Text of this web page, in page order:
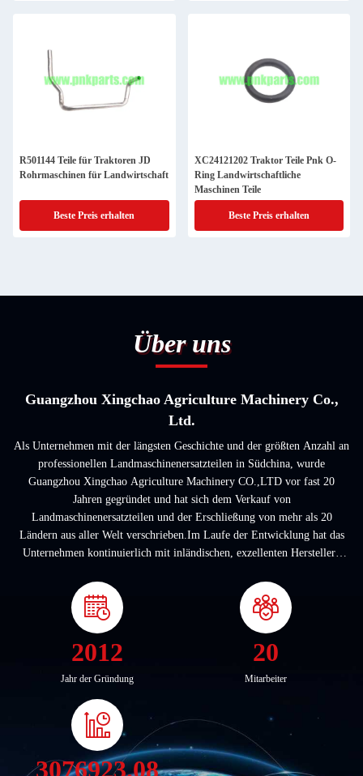
R501144 Teile für Traktoren JD
Rohrmaschinen für Landwirtschaft
Beste Preis erhalten
XC24121202 Traktor Teile Pnk O-
Ring Landwirtschaftliche
Maschinen Teile
Beste Preis erhalten
Über uns
Guangzhou Xingchao Agriculture Machinery Co.,
Ltd.
Als Unternehmen mit der längsten Geschichte und der größten Anzahl an
professionellen Landmaschinenersatzteilen in Südchina, wurde
Guangzhou Xingchao Agriculture Machinery CO.,LTD vor fast 20
Jahren gegründet und hat sich dem Verkauf von
Landmaschinenersatzteilen und der Erschließung von mehr als 20
Ländern aus aller Welt verschrieben.Im Laufe der Entwicklung hat das
Unternehmen kontinuierlich mit inländischen, exzellenten Herstellern
2012
Jahr der Gründung
20
Mitarbeiter
3076923.08